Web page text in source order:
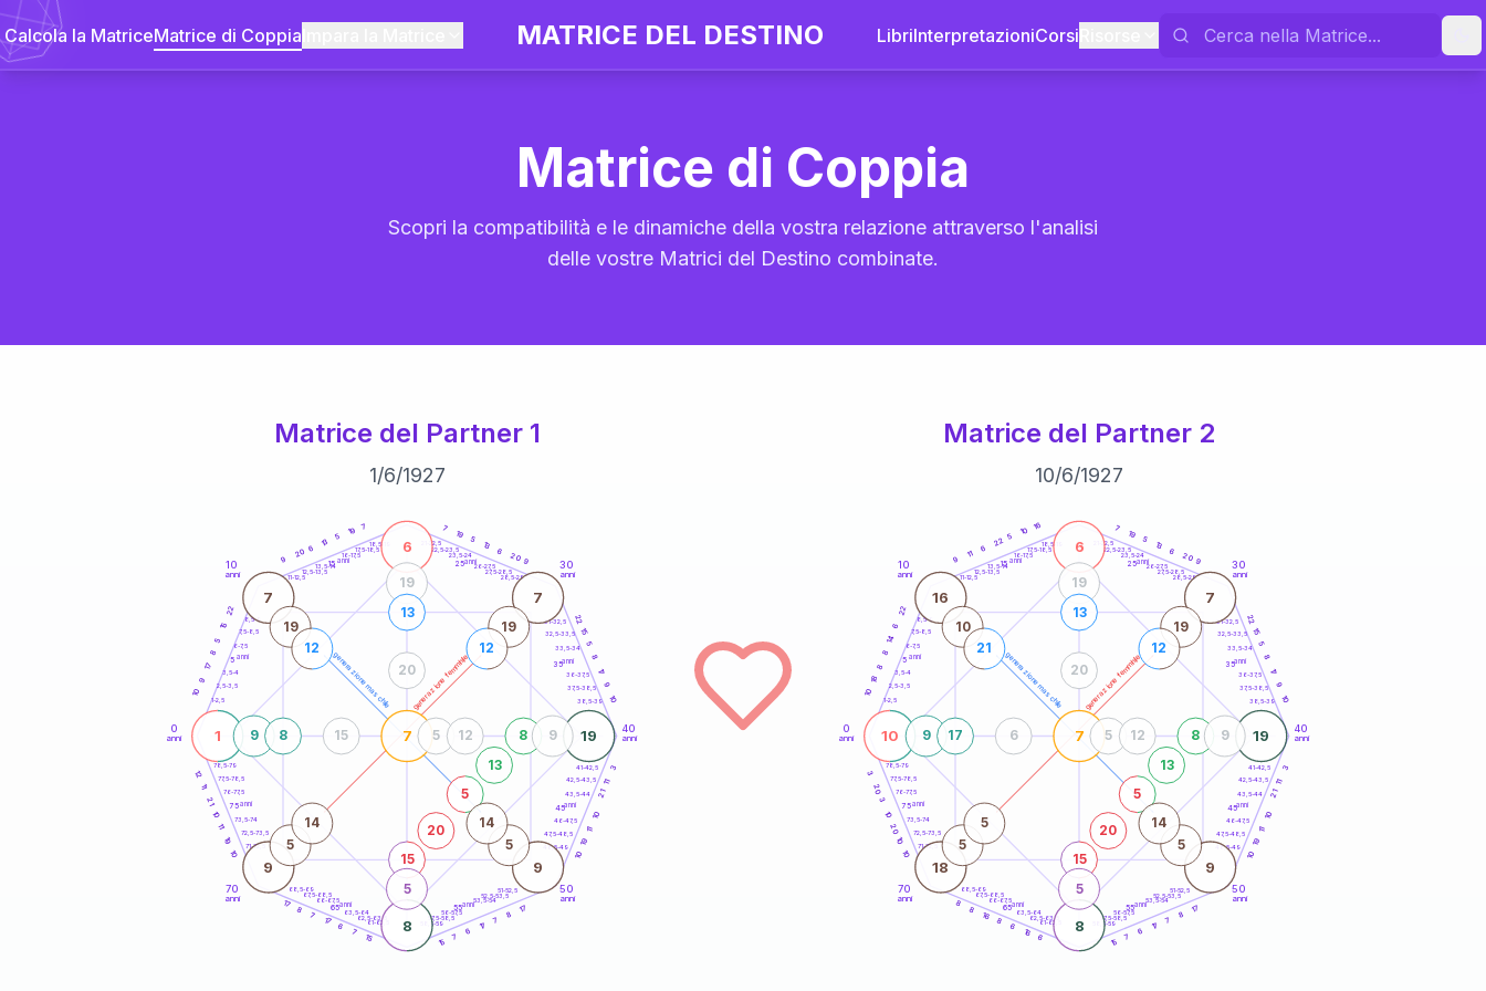
Calcola la MatriceMatrice di Coppia MATRICE DEL DESTINO LibriInterpretazioniCorsi
Matrice di Coppia
Scopri la compatibilità e le dinamiche della vostra relazione attraverso l'analisi
delle vostre Matrici del Destino combinate.
Matrice del Partner 1
1/6/1927
generazione maschile generazione femminile
0
anni
10
anni
30
anni
40
anni
50
anni
70
anni
1-2,5
2,5-3,5
3,5-4
6-7,5
7,5-8,5
8,5-9
11-12,5
12,5-13,5
13,5-14
16-17,5
17,5-18,5
18,5-19
21-22,5
22,5-23,5
23,5-24
26-27,5
27,5-28,5
28,5-29
31-32,5
32,5-33,5
33,5-34
36-37,5
37,5-38,5
38,5-39
41-42,5
42,5-43,5
43,5-44
46-47,5
47,5-48,5
48,5-49
51-52,5
52,5-53,5
53,5-54
56-57,5
57,5-58,5
58,5-59
61-62,5
62,5-63,5
63,5-64
66-67,5
67,5-68,5
68,5-69
71-72,5
72,5-73,5
73,5-74
76-77,5
77,5-78,5
78,5-79
10
9
17
8
5
15
22
9
20 6
13 5
19 7 7
19
5
13 6
20 9
22
15
5
8
17
9
10
3
11
21
10
11
19
10
17
8
7
17
6
7
15
15
7
6
17
7
8
17
10
19
11
10
21
11
12
1
6
19
8
7
7 7
9 9
15
20
5
13
8
9
19
9
5
8
13
5 12
15
20
19
12
19
12
5
14
5
14
5 anni
15 anni 25anni
35anni
45anni
55anni
65anni
75anni
Matrice del Partner 2
10/6/1927
generazione maschile generazione femminile
0
anni
10
anni
30
anni
40
anni
50
anni
70
anni
1-2,5
2,5-3,5
3,5-4
6-7,5
7,5-8,5
8,5-9
11-12,5
12,5-13,5
13,5-14
16-17,5
17,5-18,5
18,5-19
21-22,5
22,5-23,5
23,5-24
26-27,5
27,5-28,5
28,5-29
31-32,5
32,5-33,5
33,5-34
36-37,5
37,5-38,5
38,5-39
41-42,5
42,5-43,5
43,5-44
46-47,5
47,5-48,5
48,5-49
51-52,5
52,5-53,5
53,5-54
56-57,5
57,5-58,5
58,5-59
61-62,5
62,5-63,5
63,5-64
66-67,5
67,5-68,5
68,5-69
71-72,5
72,5-73,5
73,5-74
76-77,5
77,5-78,5
78,5-79
10
18
8
8
14
6
22
9
11
6
22 5
10 16 7
19
5
13 6
20 9
22
15
5
8
17
9
10
3
11
21
10
11
19
10
17
8
7
17
6
7
15
6
16
6
8
16
8
8
10
10
20
10
3
20
3
10
6
19
8
7
16 7
18 9
15
20
5
13
8
9
19
9
5
17
13
5 12
6
20
10
21
19
12
5
5
5
14
5 anni
15 anni 25anni
35anni
45anni
55anni
65anni
75anni